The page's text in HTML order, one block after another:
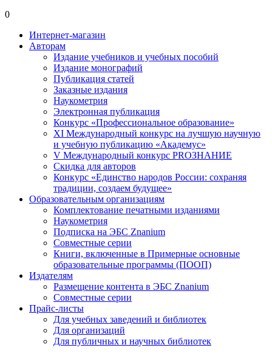
0
Интернет-магазин
Авторам
Издание учебников и учебных пособий
Издание монографий
Публикация статей
Заказные издания
Наукометрия
Электронная публикация
Конкурс «Профессиональное образование»
XI Международный конкурс на лучшую научную
и учебную публикацию «Академус»
V Международный конкурс PROЗНАНИЕ
Скидка для авторов
Конкурс «Единство народов России: сохраняя
традиции, создаем будущее»
Образовательным организациям
Комплектование печатными изданиями
Наукометрия
Подписка на ЭБС Znanium
Совместные серии
Книги, включенные в Примерные основные
образовательные программы (ПООП)
Издателям
Размещение контента в ЭБС Znanium
Совместные серии
Прайс-листы
Для учебных заведений и библиотек
Для организаций
Для публичных и научных библиотек